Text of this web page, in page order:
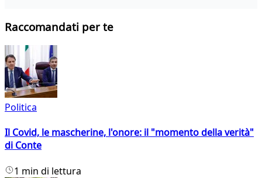
Raccomandati per te
Politica
Il Covid, le mascherine, l'onore: il "momento della verità"
di Conte
1 min di lettura